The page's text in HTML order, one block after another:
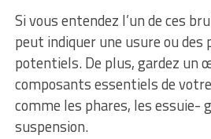
Si vous entendez l’un de ces
peut indiquer une usure ou des
potentiels. De plus, gardez un
composants essentiels de
comme les phares, les essuie-
suspension.